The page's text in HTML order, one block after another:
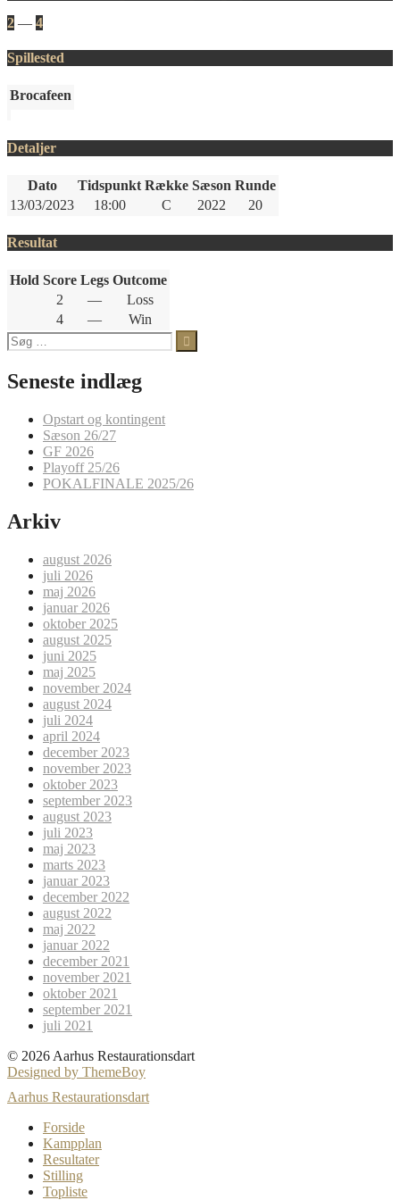
2 — 4
Spillested
Brocafeen
Detaljer
Dato Tidspunkt Række Sæson Runde
13/03/2023
18:00 C 2022 20
Resultat
Hold Score Legs Outcome
2
—
Loss
4
—
Win
Søg
efter:
Seneste indlæg
Opstart og kontingent
Sæson 26/27
GF 2026
Playoff 25/26
POKALFINALE 2025/26
Arkiv
august 2026
juli 2026
maj 2026
januar 2026
oktober 2025
august 2025
juni 2025
maj 2025
november 2024
august 2024
juli 2024
april 2024
december 2023
november 2023
oktober 2023
september 2023
august 2023
juli 2023
maj 2023
marts 2023
januar 2023
december 2022
august 2022
maj 2022
januar 2022
december 2021
november 2021
oktober 2021
september 2021
juli 2021
© 2026 Aarhus Restaurationsdart
Designed by ThemeBoy
Aarhus Restaurationsdart
Forside
Kampplan
Resultater
Stilling
Topliste